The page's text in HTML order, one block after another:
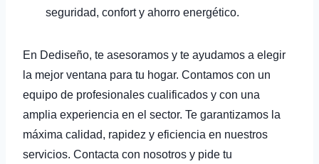
seguridad, confort y ahorro energético.
En Dediseño, te asesoramos y te ayudamos a elegir
la mejor ventana para tu hogar. Contamos con un
equipo de profesionales cualificados y con una
amplia experiencia en el sector. Te garantizamos la
máxima calidad, rapidez y eficiencia en nuestros
servicios. Contacta con nosotros y pide tu